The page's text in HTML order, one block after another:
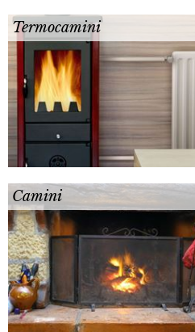
Termocamini
Camini